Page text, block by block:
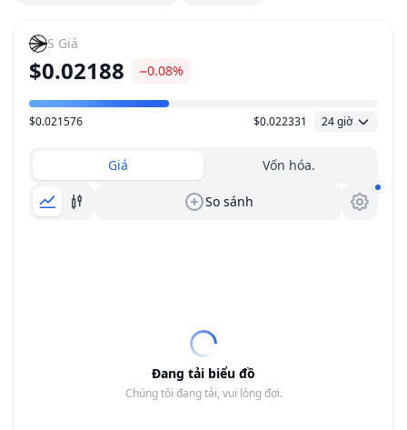
S Giá
$0.02188 −0.08%
Khoảng giá
$0.021576 $0.022331 24 giờ
Giá Vốn hóa.
So sánh
Đang tải biểu đồ
Chúng tôi đang tải, vui lòng đợi.